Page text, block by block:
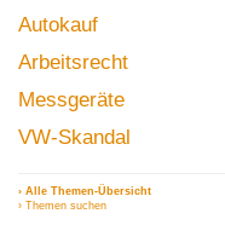
Autokauf
Arbeitsrecht
Messgeräte
VW-Skandal
› Alle Themen-Übersicht
› Themen suchen